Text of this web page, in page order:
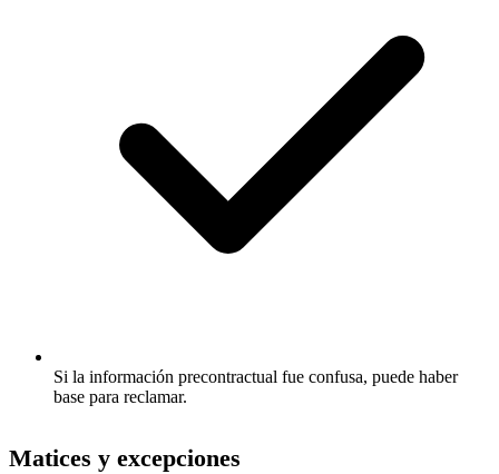
Si la información precontractual fue confusa, puede haber
base para reclamar.
Matices y excepciones